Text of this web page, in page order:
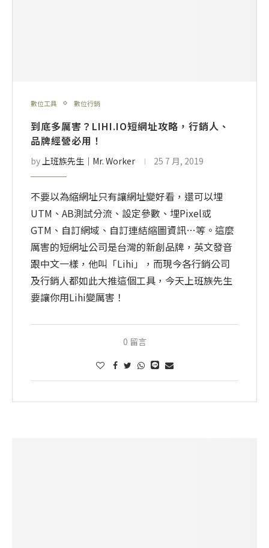
數位工具 數位行銷
到底多厲害？LIHI.IO短網址攻略，行銷人、
品牌經營必用！
by 上班族先生│Mr. Worker 25 7 月, 2019
不要以為縮網址只有讓網址變好看，還可以埋
UTM、AB測試分流、設定參數、埋Pixel或
GTM、自訂網域、自訂連結縮圖資訊…等。這麼
厲害的短網址公司是台灣的新創品牌，英文發音
跟中文一樣，他叫「Lihi」，而現今各行銷公司
及行銷人都如此大推這個工具，今天上班族先生
要讓你用Lihi變厲害！
0 留言